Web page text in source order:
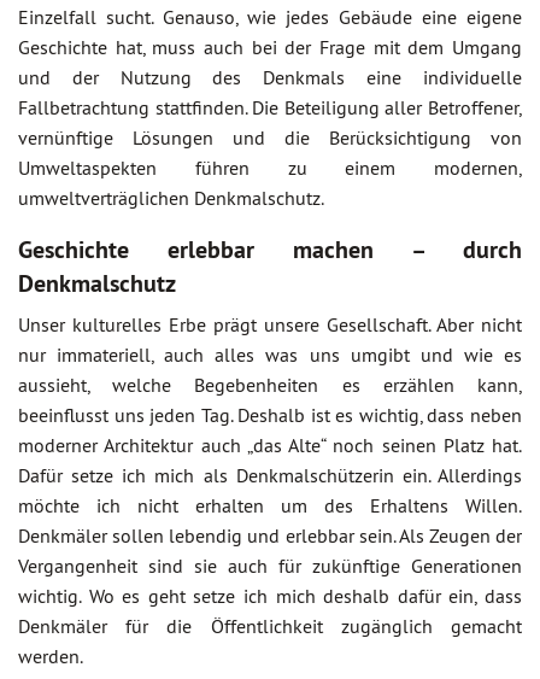
Einzelfall sucht. Genauso, wie jedes Gebäude eine eigene
Geschichte hat, muss auch bei der Frage mit dem Umgang
und der Nutzung des Denkmals eine individuelle
Fallbetrachtung stattfinden. Die Beteiligung aller Betroffener,
vernünftige Lösungen und die Berücksichtigung von
Umweltaspekten führen zu einem modernen,
umweltverträglichen Denkmalschutz.
Geschichte erlebbar machen – durch
Denkmalschutz
Unser kulturelles Erbe prägt unsere Gesellschaft. Aber nicht
nur immateriell, auch alles was uns umgibt und wie es
aussieht, welche Begebenheiten es erzählen kann,
beeinflusst uns jeden Tag. Deshalb ist es wichtig, dass neben
moderner Architektur auch „das Alte“ noch seinen Platz hat.
Dafür setze ich mich als Denkmalschützerin ein. Allerdings
möchte ich nicht erhalten um des Erhaltens Willen.
Denkmäler sollen lebendig und erlebbar sein. Als Zeugen der
Vergangenheit sind sie auch für zukünftige Generationen
wichtig. Wo es geht setze ich mich deshalb dafür ein, dass
Denkmäler für die Öffentlichkeit zugänglich gemacht
werden.